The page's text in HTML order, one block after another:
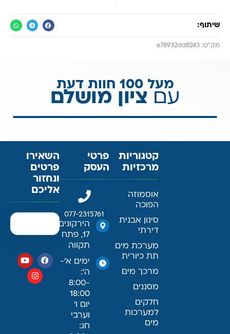
שיתוף:
מק״ט: e78932dd8243
מעל 100 חוות דעת
עםציון מושלם
קטגוריות
מרכזיות
אוסמוזה
הפוכה
סינון אבנית
דירתי
מערכת מים
תת כיורית
מרכך מים
מסננים
חלקים
למערכות
מים
פרטי
העסק
077-2315761
הירקונים
17, פתח
תקווה
ימים א׳-
ה׳:
8:00-
18:00
יום ו׳
וערבי
חג:
השאירו
פרטים
ונחזור
אליכם